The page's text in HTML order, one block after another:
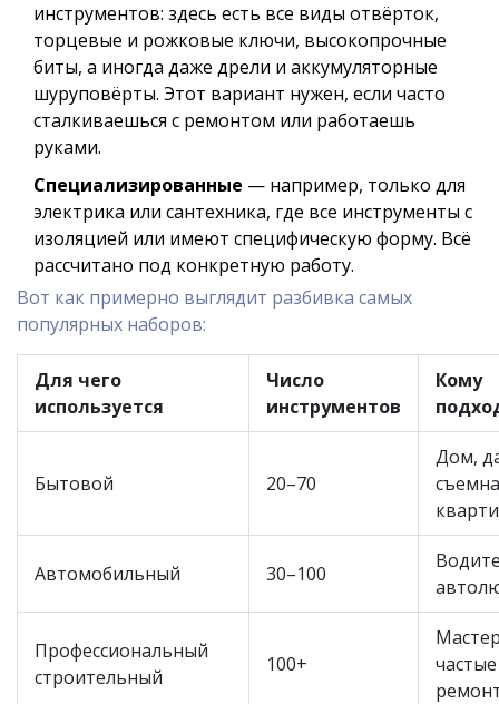
инструментов: здесь есть все виды отвёрток,
торцевые и рожковые ключи, высокопрочные
биты, а иногда даже дрели и аккумуляторные
шуруповёрты. Этот вариант нужен, если часто
сталкиваешься с ремонтом или работаешь
руками.
Специализированные — например, только для
электрика или сантехника, где все инструменты с
изоляцией или имеют специфическую форму. Всё
рассчитано под конкретную работу.
Вот как примерно выглядит разбивка самых
популярных наборов:
Для чего
используется
Число
инструментов
Кому
Бытовой 20–70
Дом,
Автомобильный 30–100
Профессиональный
строительный
100+
частые